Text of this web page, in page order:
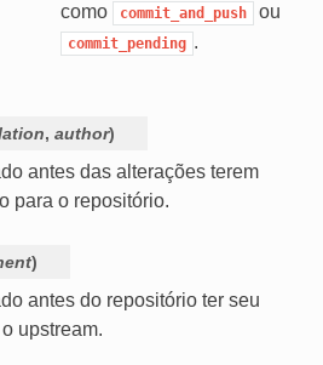
como
commit_and_push ou
commit_pending .
, author)
antes das alterações terem
para o repositório.
)
antes do repositório ter seu
upstream.